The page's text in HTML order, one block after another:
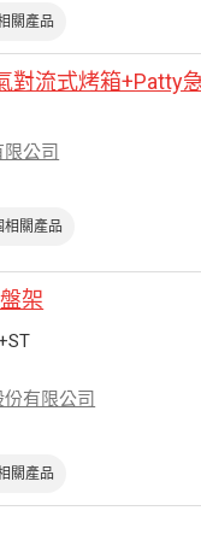
關產品
對流式烤箱+Patty
公司
相關產品
架
有限公司
關產品